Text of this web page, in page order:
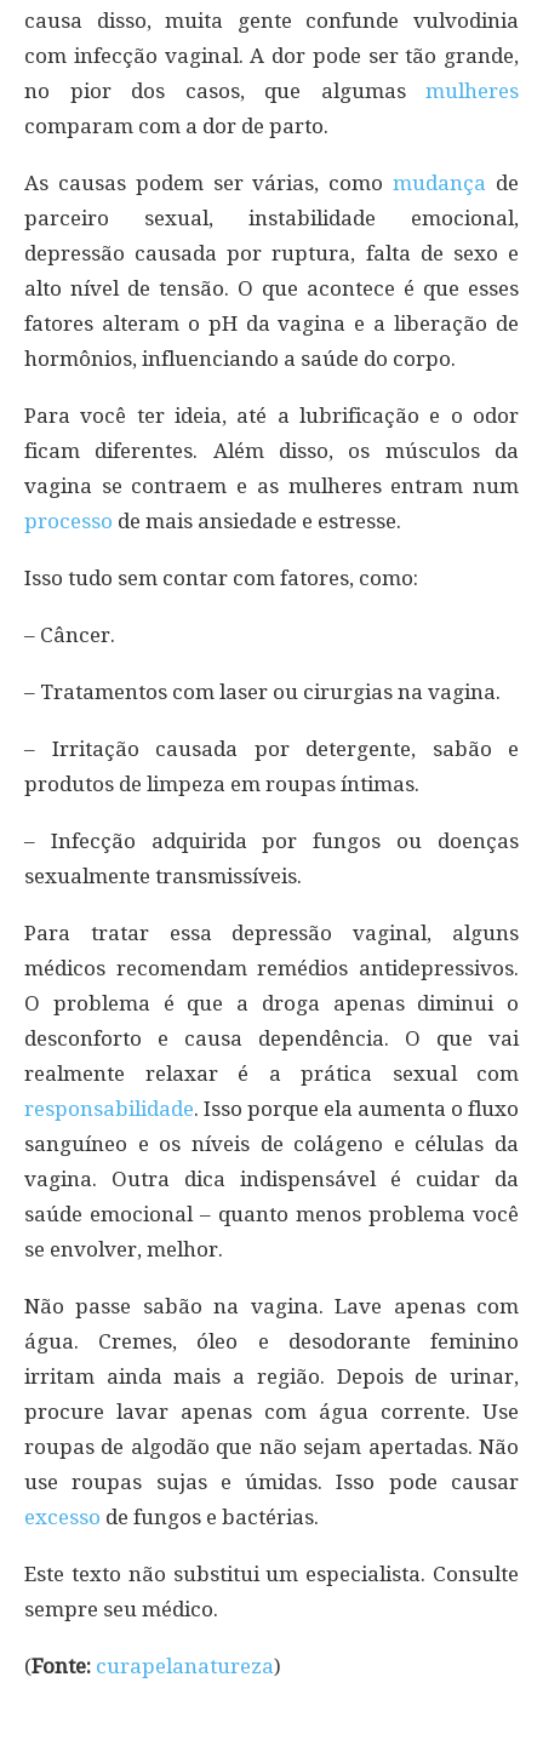
causa disso, muita gente confunde vulvodinia
com infecção vaginal. A dor pode ser tão grande,
no pior dos casos, que algumas mulheres
comparam com a dor de parto.
As causas podem ser várias, comomudança de
parceiro sexual, instabilidade emocional,
depressão causada por ruptura, falta de sexo e
alto nível de tensão. O que acontece é que esses
fatores alteram o pH da vagina e a liberação de
hormônios, influenciando a saúde do corpo.
Para você ter ideia, até a lubrificação e o odor
ficam diferentes. Além disso, os músculos da
vagina se contraem e as mulheres entram num
processo de mais ansiedade e estresse.
Isso tudo sem contar com fatores, como:
– Câncer.
– Tratamentos com laser ou cirurgias na vagina.
– Irritação causada por detergente, sabão e
produtos de limpeza em roupas íntimas.
– Infecção adquirida por fungos ou doenças
sexualmente transmissíveis.
Para tratar essa depressão vaginal, alguns
médicos recomendam remédios antidepressivos.
O problema é que a droga apenas diminui o
desconforto e causa dependência. O que vai
realmente relaxar é a prática sexual com
responsabilidade. Isso porque ela aumenta o fluxo
sanguíneo e os níveis de colágeno e células da
vagina. Outra dica indispensável é cuidar da
saúde emocional – quanto menos problema você
se envolver, melhor.
Não passe sabão na vagina. Lave apenas com
água. Cremes, óleo e desodorante feminino
irritam ainda mais a região. Depois de urinar,
procure lavar apenas com água corrente. Use
roupas de algodão que não sejam apertadas. Não
use roupas sujas e úmidas. Isso pode causar
excesso de fungos e bactérias.
Este texto não substitui um especialista. Consulte
sempre seu médico.
(Fonte: curapelanatureza)